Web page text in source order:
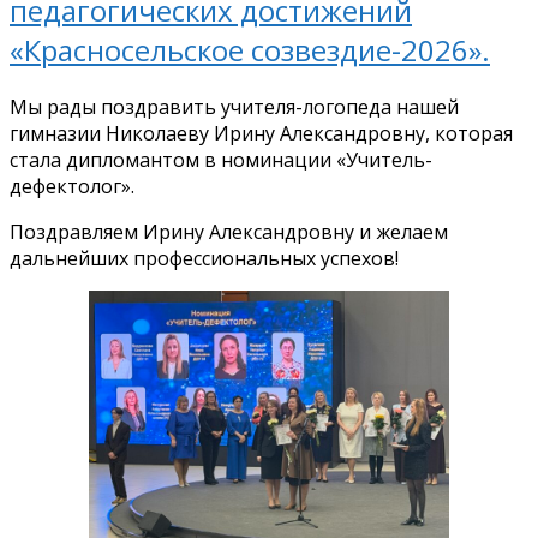
педагогических достижений
«Красносельское созвездие-2026».
Мы рады поздравить учителя-логопеда нашей
гимназии Николаеву Ирину Александровну, которая
стала дипломантом в номинации «Учитель-
дефектолог».
Поздравляем Ирину Александровну и желаем
дальнейших профессиональных успехов!